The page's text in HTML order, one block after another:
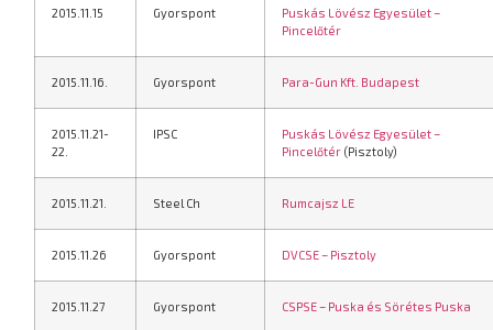
2015.11.15 Gyorspont
Puskás Lövész Egyesület –
Pincelőtér
2015.11.16. Gyorspont Para-Gun Kft. Budapest
2015.11.21-
22.
IPSC
Puskás Lövész Egyesület –
Pincelőtér (Pisztoly)
2015.11.21. Steel Ch Rumcajsz LE
2015.11.26 Gyorspont DVCSE – Pisztoly
2015.11.27 Gyorspont CSPSE – Puska és Sörétes Puska